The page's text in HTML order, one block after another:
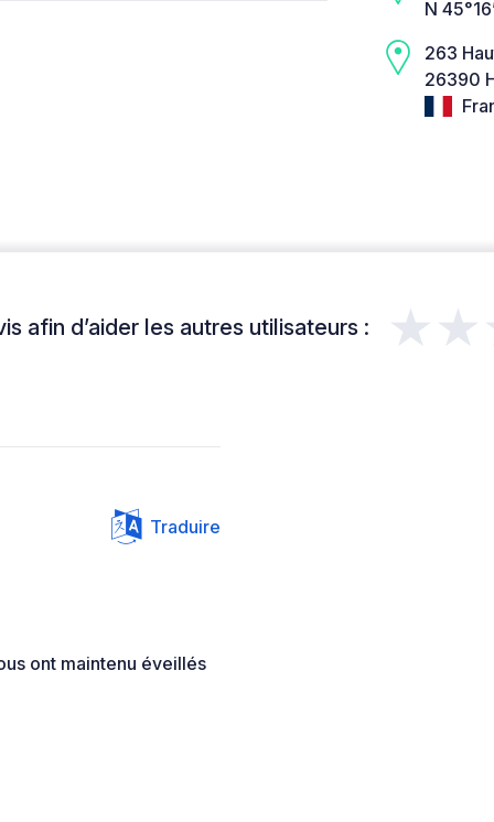
N
263
26390
afin d’aider les autres utilisateurs :
Traduire
ont maintenu éveillés